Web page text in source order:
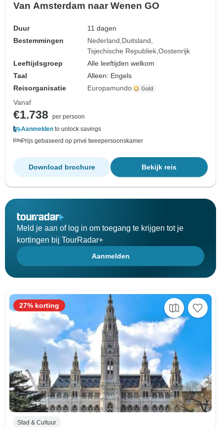
Van Amsterdam naar Wenen GO
Duur
11 dagen
Bestemmingen
Nederland Duitsland
Tsjechische Republiek Oostenrijk
Leeftijdsgroep
Alle leeftijden welkom
Taal
Alleen: Engels
Reisorganisatie
Europamundo
Vanaf
€1.738
per persoon
Aanmelden to unlock savings
Prijs gebaseerd op privé tweepersoonskamer
Bekijk reis
Download brochure
Meld je aan of log in om toegang te krijgen tot je
kortingen bij TourRadar+
Aanmelden
Stad & Cultuur
27% korting